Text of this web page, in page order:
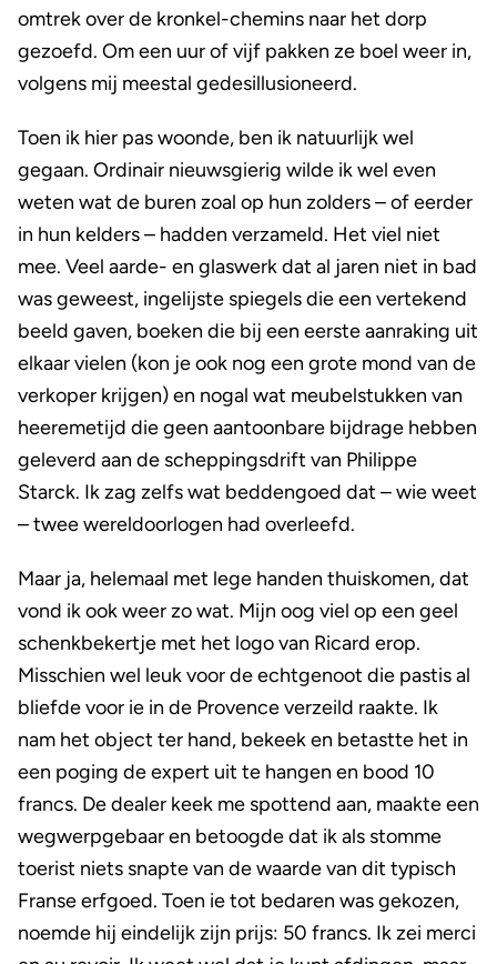
omtrek over de kronkel-chemins naar het dorp
gezoefd. Om een uur of vijf pakken ze boel weer in,
volgens mij meestal gedesillusioneerd.
Toen ik hier pas woonde, ben ik natuurlijk wel
gegaan. Ordinair nieuwsgierig wilde ik wel even
weten wat de buren zoal op hun zolders – of eerder
in hun kelders – hadden verzameld. Het viel niet
mee. Veel aarde- en glaswerk dat al jaren niet in bad
was geweest, ingelijste spiegels die een vertekend
beeld gaven, boeken die bij een eerste aanraking uit
elkaar vielen (kon je ook nog een grote mond van de
verkoper krijgen) en nogal wat meubelstukken van
heeremetijd die geen aantoonbare bijdrage hebben
geleverd aan de scheppingsdrift van Philippe
Starck. Ik zag zelfs wat beddengoed dat – wie weet
– twee wereldoorlogen had overleefd.
Maar ja, helemaal met lege handen thuiskomen, dat
vond ik ook weer zo wat. Mijn oog viel op een geel
schenkbekertje met het logo van Ricard erop.
Misschien wel leuk voor de echtgenoot die pastis al
bliefde voor ie in de Provence verzeild raakte. Ik
nam het object ter hand, bekeek en betastte het in
een poging de expert uit te hangen en bood 10
francs. De dealer keek me spottend aan, maakte een
wegwerpgebaar en betoogde dat ik als stomme
toerist niets snapte van de waarde van dit typisch
Franse erfgoed. Toen ie tot bedaren was gekozen,
noemde hij eindelijk zijn prijs: 50 francs. Ik zei merci